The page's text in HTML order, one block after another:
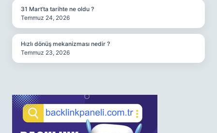
31 Mart’ta tarihte ne oldu ?
Temmuz 24, 2026
Hızlı dönüş mekanizması nedir ?
Temmuz 23, 2026